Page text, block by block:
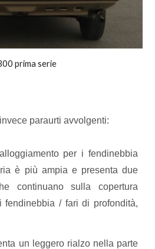
prima serie
paraurti avvolgenti:
per i fendinebbia
è più ampia e presenta due
continuano sulla copertura
fendinebbia / fari di profondità,
un leggero rialzo nella parte